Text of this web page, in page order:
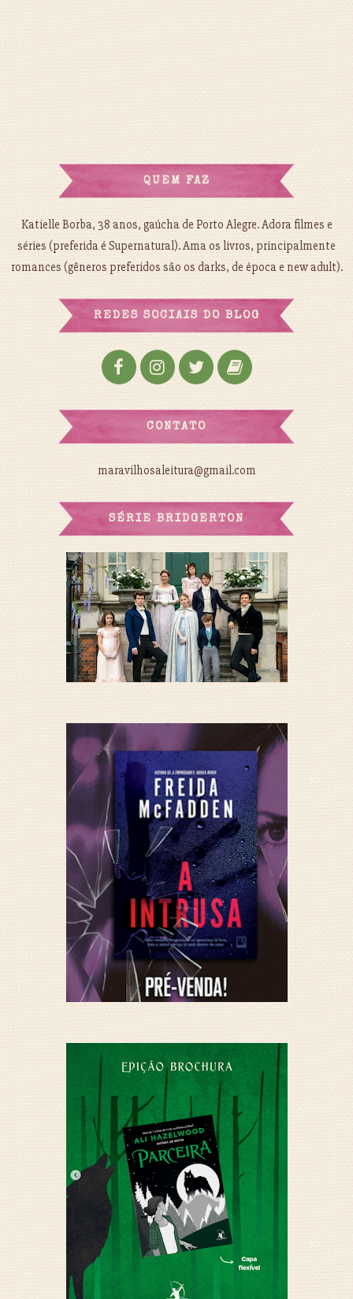
QUEM FAZ
Katielle Borba, 38 anos, gaúcha de Porto Alegre. Adora filmes e
séries (preferida é Supernatural). Ama os livros, principalmente
romances (gêneros preferidos são os darks, de época e new adult).
REDES SOCIAIS DO BLOG
CONTATO
maravilhosaleitura@gmail.com
SÉRIE BRIDGERTON